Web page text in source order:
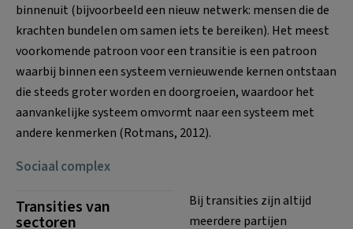
binnenuit (bijvoorbeeld een nieuw netwerk: mensen die de
krachten bundelen om samen iets te bereiken). Het meest
voorkomende patroon voor een transitie is een patroon
waarbij binnen een systeem vernieuwende kernen ontstaan
die steeds groter worden en doorgroeien, waardoor het
aanvankelijke systeem omvormt naar een systeem met
andere kenmerken (Rotmans, 2012).
Sociaal complex
Transities van
sectoren
Bij transities zijn altijd
meerdere partijen